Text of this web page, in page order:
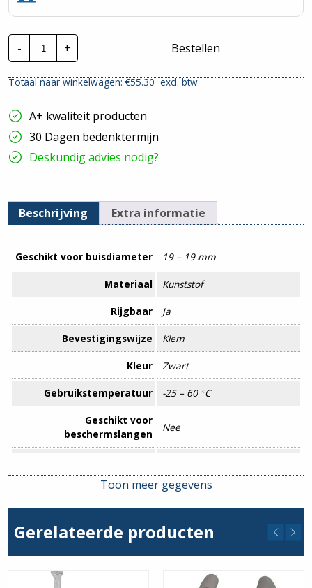
-
Pipelife
Polfix
Klemblok
19mm
Zwart
|
100
Stuks
hoeveelheid
+ Bestellen
Totaal naar winkelwagen: €55.30excl. btw
A+ kwaliteit producten
30 Dagen bedenktermijn
Deskundig advies nodig?
Beschrijving Extra informatie
Geschikt voor buisdiameter 19 – 19 mm
Materiaal Kunststof
Rijgbaar Ja
Bevestigingswijze Klem
Kleur Zwart
Gebruikstemperatuur -25 – 60 °C
Geschikt voor
beschermslangen
Nee
Halogeenvrij Nee
Max. aantal buizen 1
Toon meer gegevens
Gerelateerde producten